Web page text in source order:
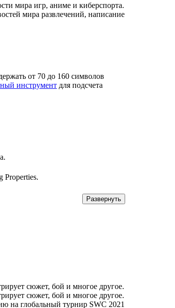
мира игр, аниме и киберспорта.
мира развлечений, написание
от 70 до 160 символов
инструмент для подсчета
Properties.
Развернуть
сюжет, бой и многое другое.
сюжет, бой и многое другое.
на глобальный турнир SWC 2021